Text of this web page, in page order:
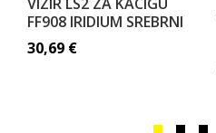
FF908 IRIDIUM SREBRNI
30,69 €